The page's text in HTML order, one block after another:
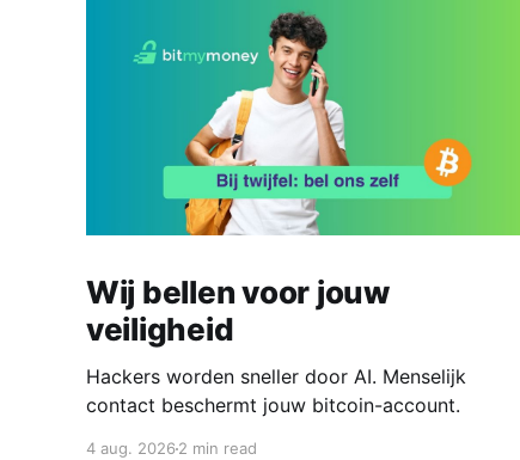
Wij bellen voor jouw
veiligheid
Hackers worden sneller door AI. Menselijk
contact beschermt jouw bitcoin-account.
4 aug. 2026 2 min read